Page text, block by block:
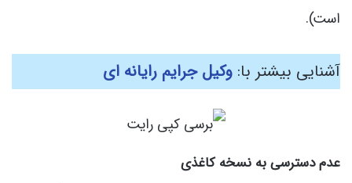
است).
آشنایی بیشتر با: وکیل جرایم رایانه ای
عدم دسترسی به نسخه کاغذی